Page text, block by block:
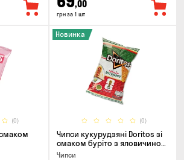
,00
грн за 1 шт
(0) (0)
Новинка
Чипси кукурудзяні Doritos зі
смаком буріто з яловичиною,
90г
Чипси